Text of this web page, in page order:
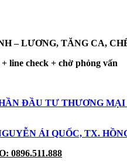
– LƯƠNG, TĂNG CA,
line check + chờ phỏng vấn
ĐẦU TƯ THƯƠNG
ÁI QUỐC, TX.
0896.511.888